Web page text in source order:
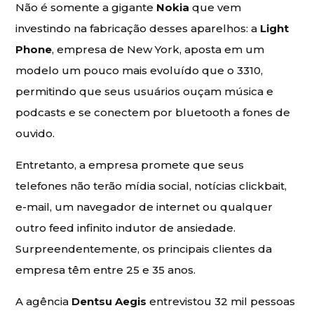
Não é somente a gigante Nokia que vem
investindo na fabricação desses aparelhos: a Light
Phone, empresa de New York, aposta em um
modelo um pouco mais evoluído que o 3310,
permitindo que seus usuários ouçam música e
podcasts e se conectem por bluetooth a fones de
ouvido.
Entretanto, a empresa promete que seus
telefones não terão mídia social, notícias clickbait,
e-mail, um navegador de internet ou qualquer
outro feed infinito indutor de ansiedade.
Surpreendentemente, os principais clientes da
empresa têm entre 25 e 35 anos.
A agência Dentsu Aegis entrevistou 32 mil pessoas